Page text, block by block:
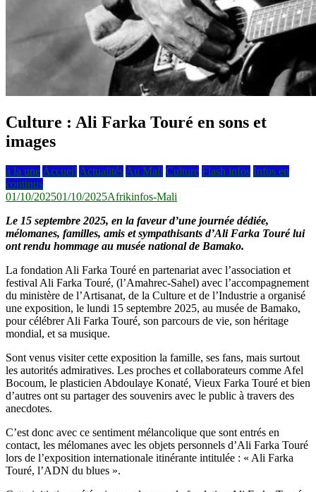
Culture : Ali Farka Touré en sons et
images
à la une Accueil Actualités Au Mali Culture Flash infos Infos en
continus
01/10/202501/10/2025Afrikinfos-Mali
Le 15 septembre 2025, en la faveur d’une journée dédiée,
mélomanes, familles, amis et sympathisants d’Ali Farka Touré lui
ont rendu hommage au musée national de Bamako.
La fondation Ali Farka Touré en partenariat avec l’association et
festival Ali Farka Touré, (l’Amahrec-Sahel) avec l’accompagnement
du ministère de l’Artisanat, de la Culture et de l’Industrie a organisé
une exposition, le lundi 15 septembre 2025, au musée de Bamako,
pour célébrer Ali Farka Touré, son parcours de vie, son héritage
mondial, et sa musique.
Sont venus visiter cette exposition la famille, ses fans, mais surtout
les autorités admiratives. Les proches et collaborateurs comme Afel
Bocoum, le plasticien Abdoulaye Konaté, Vieux Farka Touré et bien
d’autres ont su partager des souvenirs avec le public à travers des
anecdotes.
C’est donc avec ce sentiment mélancolique que sont entrés en
contact, les mélomanes avec les objets personnels d’Ali Farka Touré
lors de l’exposition internationale itinérante intitulée : « Ali Farka
Touré, l’ADN du blues ».